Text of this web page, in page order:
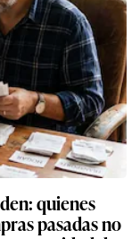
quienes
pasadas no